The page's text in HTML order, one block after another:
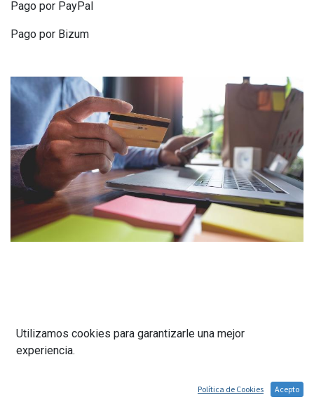
Pago por PayPal
Pago por Bizum
Tu Cuenta
Métodos de Pago
Utilizamos cookies para garantizarle una mejor
experiencia.
Política de Cookies Acepto